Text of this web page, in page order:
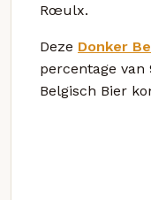
Rœulx.
Deze Donker
percentage van
Belgisch Bier